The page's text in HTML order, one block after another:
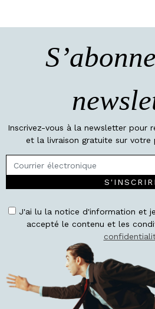
Inscrivez-vous à la newsletter pour
et la livraison gratuite sur votre
J'ai lu la notice d'information et
accepté le contenu et les